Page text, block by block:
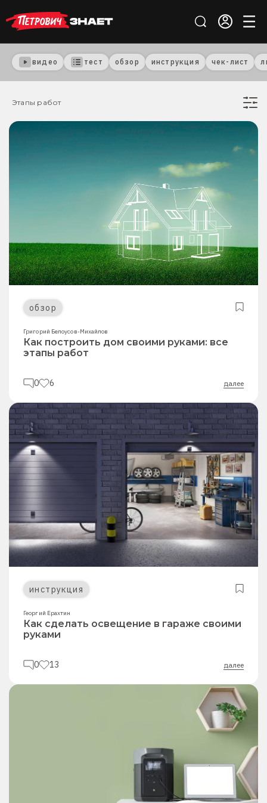
видео тест обзор инструкция чек-лист
Этапы работ
обзор
Григорий Белоусов-Михайлов
Как построить дом своими руками: все
этапы работ
0 6 далее
инструкция
Георгий Ерахтин
Как сделать освещение в гараже своими
руками
0 13 далее